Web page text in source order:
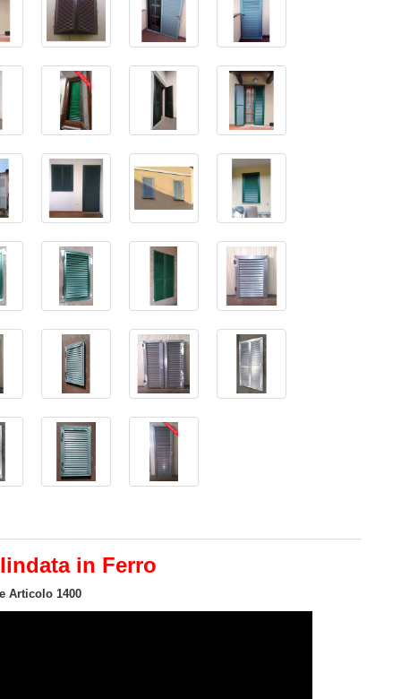
in Ferro
Articolo 1400